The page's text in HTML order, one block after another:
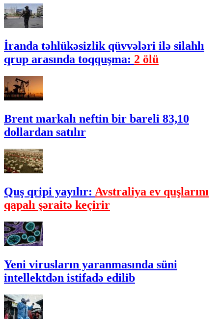
İranda təhlükəsizlik qüvvələri ilə silahlı
qrup arasında toqquşma: 2 ölü
Brent markalı neftin bir bareli 83,10
dollardan satılır
Quş qripi yayılır: Avstraliya ev quşlarını
qapalı şəraitə keçirir
Yeni virusların yaranmasında süni
intellektdən istifadə edilib